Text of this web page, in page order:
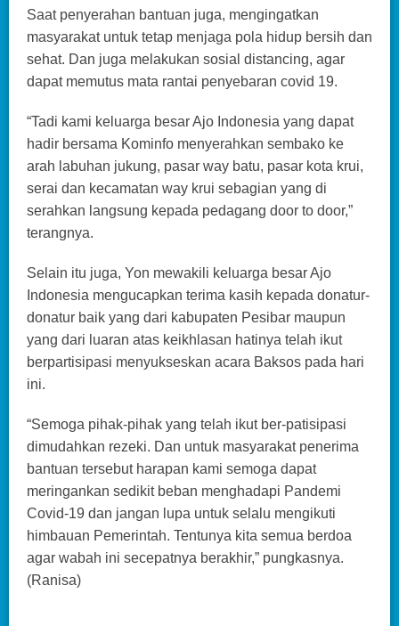
Saat penyerahan bantuan juga, mengingatkan
masyarakat untuk tetap menjaga pola hidup bersih dan
sehat. Dan juga melakukan sosial distancing, agar
dapat memutus mata rantai penyebaran covid 19.
“Tadi kami keluarga besar Ajo Indonesia yang dapat
hadir bersama Kominfo menyerahkan sembako ke
arah labuhan jukung, pasar way batu, pasar kota krui,
serai dan kecamatan way krui sebagian yang di
serahkan langsung kepada pedagang door to door,”
terangnya.
Selain itu juga, Yon mewakili keluarga besar Ajo
Indonesia mengucapkan terima kasih kepada donatur-
donatur baik yang dari kabupaten Pesibar maupun
yang dari luaran atas keikhlasan hatinya telah ikut
berpartisipasi menyukseskan acara Baksos pada hari
ini.
“Semoga pihak-pihak yang telah ikut ber-patisipasi
dimudahkan rezeki. Dan untuk masyarakat penerima
bantuan tersebut harapan kami semoga dapat
meringankan sedikit beban menghadapi Pandemi
Covid-19 dan jangan lupa untuk selalu mengikuti
himbauan Pemerintah. Tentunya kita semua berdoa
agar wabah ini secepatnya berakhir,” pungkasnya.
(Ranisa)